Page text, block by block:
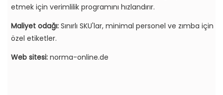
etmek için verimlilik programını hızlandırır.
Maliyet odağı: Sınırlı SKU'lar, minimal personel ve zımba için
özel etiketler.
Web sitesi: norma-online.de